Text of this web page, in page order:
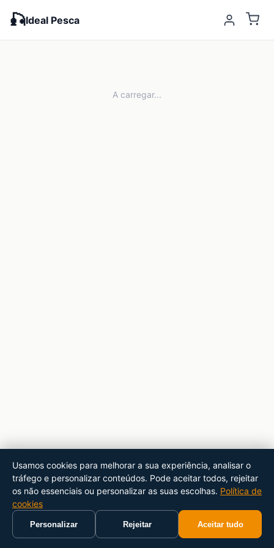
🎣Ideal Pesca
A carregar...
Usamos cookies para melhorar a sua experiência, analisar o
tráfego e personalizar conteúdos. Pode aceitar todos, rejeitar
os não essenciais ou personalizar as suas escolhas. Política de
cookies
Personalizar Rejeitar Aceitar tudo